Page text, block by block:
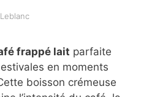
frappé laitparfaite
en moments